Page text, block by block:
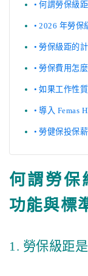
何謂勞保級
2026 年勞保
勞保級距的
勞保費用怎
如果工作性
導入 Femas
勞健保投保
何謂勞保
功能與標
1. 勞保級距